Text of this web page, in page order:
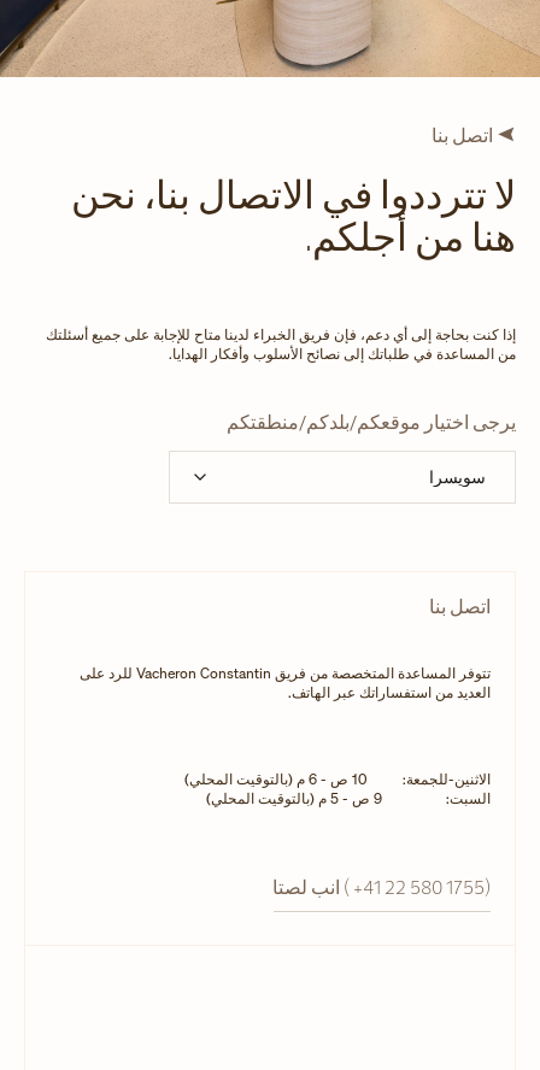
اتصل بنا
لا تترددوا في الاتصال بنا، نحن
هنا من أجلكم.
إذا كنت بحاجة إلى أي دعم، فإن فريق الخبراء لدينا متاح للإجابة على جميع أسئلتك
من المساعدة في طلباتك إلى نصائح الأسلوب وأفكار الهدايا.
يرجى اختيار موقعكم/بلدكم/منطقتكم
اتصل بنا
تتوفر المساعدة المتخصصة من فريق Vacheron Constantin للرد على
العديد من استفساراتك عبر الهاتف.
الاثنين-للجمعة:
10 ص - 6 م (بالتوقيت المحلي)
السبت:
9 ص - 5 م (بالتوقيت المحلي)
اتصل بنا ( +41 22 580 1755)